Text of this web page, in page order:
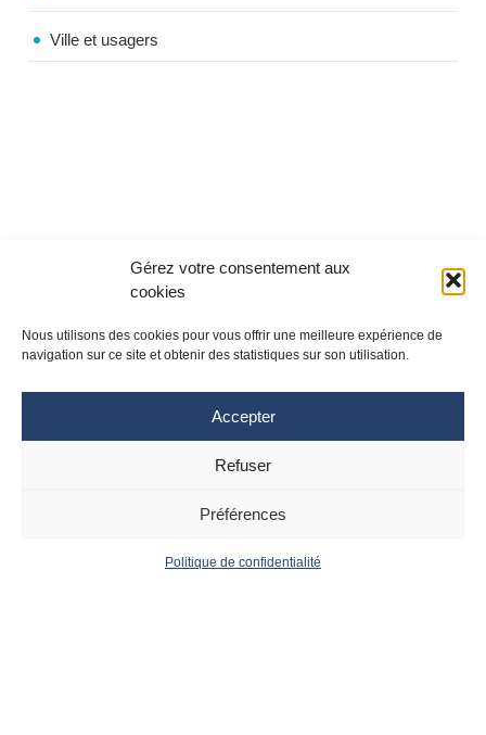
Gérez votre consentement aux
cookies
Nous utilisons des cookies pour vous offrir une meilleure expérience de
navigation sur ce site et obtenir des statistiques sur son utilisation.
Accepter
Refuser
Préférences
Politique de confidentialité
Ville et usagers
cpias-occitanie@chu-toulouse.fr
Site Montpellier
cpias-occitanie@chu-